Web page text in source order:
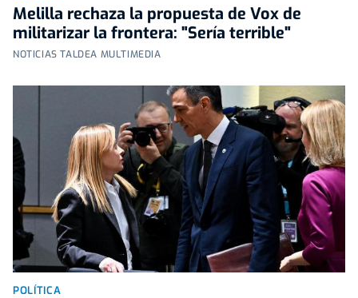
Melilla rechaza la propuesta de Vox de
militarizar la frontera: "Sería terrible"
NOTICIAS TALDEA MULTIMEDIA
POLÍTICA